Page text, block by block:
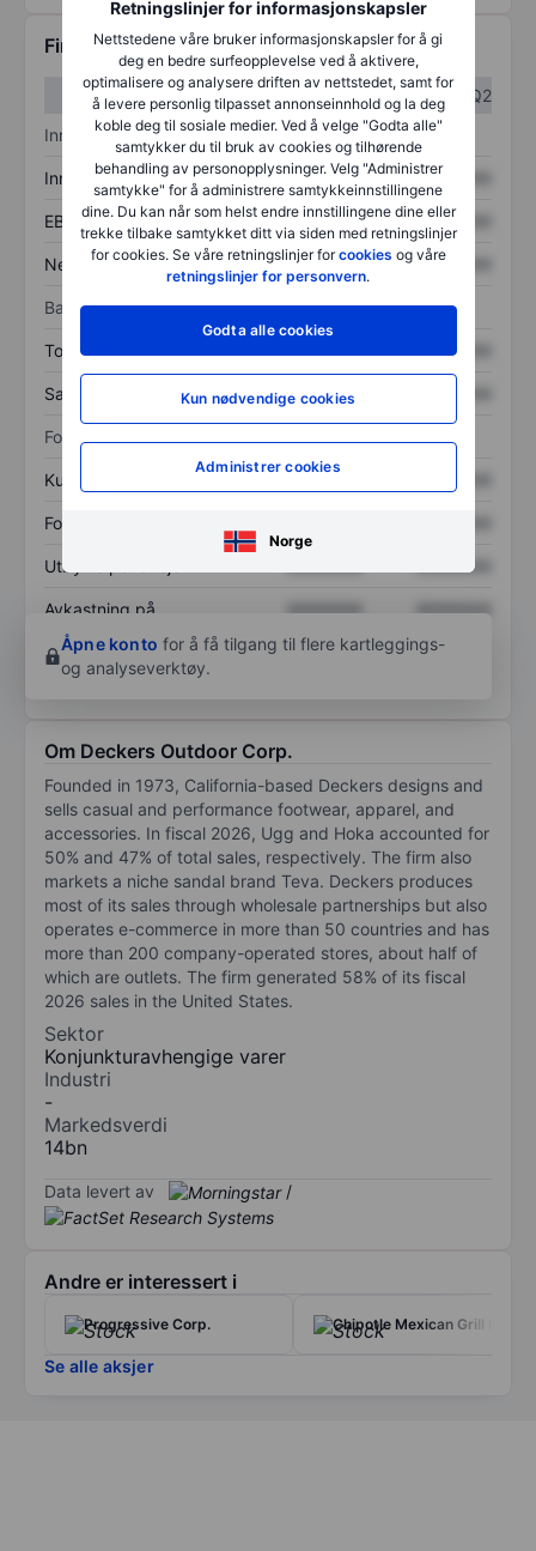
Retningslinjer for informasjonskapsler
Nettstedene våre bruker informasjonskapsler for å gi
deg en bedre surfeopplevelse ved å aktivere,
optimalisere og analysere driften av nettstedet, samt for
å levere personlig tilpasset annonseinnhold og la deg
koble deg til sosiale medier. Ved å velge "Godta alle"
samtykker du til bruk av cookies og tilhørende
behandling av personopplysninger. Velg "Administrer
samtykke" for å administrere samtykkeinnstillingene
dine. Du kan når som helst endre innstillingene dine eller
trekke tilbake samtykket ditt via siden med retningslinjer
for cookies. Se våre retningslinjer forcookies og våre
retningslinjer for personvern.
Godta alle cookies
Kun nødvendige cookies
Administrer cookies
Norge
Finansiell informasjon
Q1
Q2
Inntektsoversikt
Inntekter XXXXXXX XXXXXXX
EBITDA XXXXXXX XXXXXXX
Nettoinntekt XXXXXXX XXXXXXX
Balanse
Totale eiendeler XXXXXXX
Samlet gjeld XXXXXXX
Forholdstall
Kurs/salg XXXXXXX
Fortjeneste per aksje
Utbytte per aksje XXXXXXX
Avkastning på
egenkapital
XXXXXXX
XXXXXXX
Åpne konto for å få tilgang til flere kartleggings-
og analyseverktøy.
Om Deckers Outdoor Corp.
Founded in 1973, California-based Deckers designs and
sells casual and performance footwear, apparel, and
accessories. In fiscal 2026, Ugg and Hoka accounted for
50% and 47% of total sales, respectively. The firm also
markets a niche sandal brand Teva. Deckers produces
most of its sales through wholesale partnerships but also
operates e-commerce in more than 50 countries and has
more than 200 company-operated stores, about half of
which are outlets. The firm generated 58% of its fiscal
2026 sales in the United States.
Sektor
Konjunkturavhengige varer
Industri
-
Markedsverdi
14bn
Data levert av /
Andre er interessert i
Progressive Corp. Chipotle Mexican Grill Inc.
Se alle aksjer